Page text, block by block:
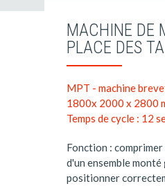
MACHINE DE
PLACE DES
MPT - machine
1800x 2000 x 2800
Temps de cycle : 12
Fonction :
d'un ensemble
positionner